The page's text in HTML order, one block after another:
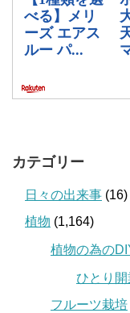
カテゴリー
日々の出来事 (16)
植物 (1,164)
植物の為の
ひとり開
フルーツ栽培